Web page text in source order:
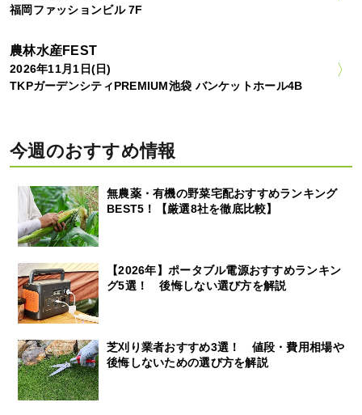
福岡ファッションビル 7F
農林水産FEST
2026年11月1日(日)
TKPガーデンシティPREMIUM池袋 バンケットホール4B
今週のおすすめ情報
無農薬・有機の野菜宅配おすすめランキング
BEST5！【厳選8社を徹底比較】
【2026年】ポータブル電源おすすめランキン
グ5選！ 後悔しない選び方を解説
芝刈り業者おすすめ3選！ 値段・費用相場や
後悔しないための選び方を解説